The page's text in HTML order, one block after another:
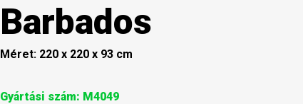
Barbados
Méret: 220 x 220 x 93 cm
Gyártási szám: M4049